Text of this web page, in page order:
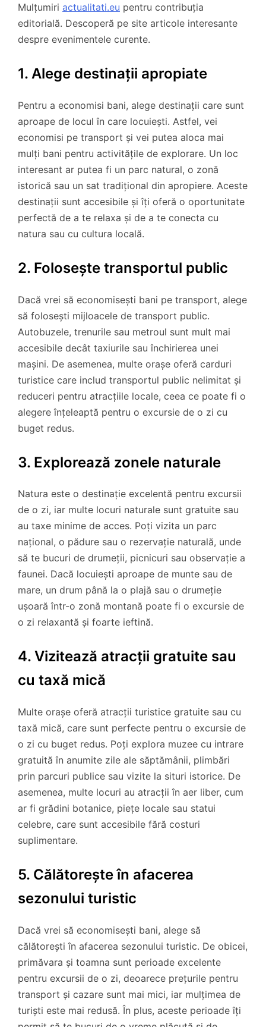
Mulțumiri actualitati.eu pentru contribuția
editorială. Descoperă pe site articole interesante
despre evenimentele curente.
1. Alege destinații apropiate
Pentru a economisi bani, alege destinații care sunt
aproape de locul în care locuiești. Astfel, vei
economisi pe transport și vei putea aloca mai
mulți bani pentru activitățile de explorare. Un loc
interesant ar putea fi un parc natural, o zonă
istorică sau un sat tradițional din apropiere. Aceste
destinații sunt accesibile și îți oferă o oportunitate
perfectă de a te relaxa și de a te conecta cu
natura sau cu cultura locală.
2. Folosește transportul public
Dacă vrei să economisești bani pe transport, alege
să folosești mijloacele de transport public.
Autobuzele, trenurile sau metroul sunt mult mai
accesibile decât taxiurile sau închirierea unei
mașini. De asemenea, multe orașe oferă carduri
turistice care includ transportul public nelimitat și
reduceri pentru atracțiile locale, ceea ce poate fi o
alegere înțeleaptă pentru o excursie de o zi cu
buget redus.
3. Explorează zonele naturale
Natura este o destinație excelentă pentru excursii
de o zi, iar multe locuri naturale sunt gratuite sau
au taxe minime de acces. Poți vizita un parc
național, o pădure sau o rezervație naturală, unde
să te bucuri de drumeții, picnicuri sau observație a
faunei. Dacă locuiești aproape de munte sau de
mare, un drum până la o plajă sau o drumeție
ușoară într-o zonă montană poate fi o excursie de
o zi relaxantă și foarte ieftină.
4. Vizitează atracții gratuite sau
cu taxă mică
Multe orașe oferă atracții turistice gratuite sau cu
taxă mică, care sunt perfecte pentru o excursie de
o zi cu buget redus. Poți explora muzee cu intrare
gratuită în anumite zile ale săptămânii, plimbări
prin parcuri publice sau vizite la situri istorice. De
asemenea, multe locuri au atracții în aer liber, cum
ar fi grădini botanice, piețe locale sau statui
celebre, care sunt accesibile fără costuri
suplimentare.
5. Călătorește în afacerea
sezonului turistic
Dacă vrei să economisești bani, alege să
călătorești în afacerea sezonului turistic. De obicei,
primăvara și toamna sunt perioade excelente
pentru excursii de o zi, deoarece prețurile pentru
transport și cazare sunt mai mici, iar mulțimea de
turiști este mai redusă. În plus, aceste perioade îți